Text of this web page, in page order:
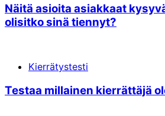
Näitä asioita asiakkaat
olisitko sinä tiennyt?
Kierrätystesti
Testaa millainen kierrättäjä